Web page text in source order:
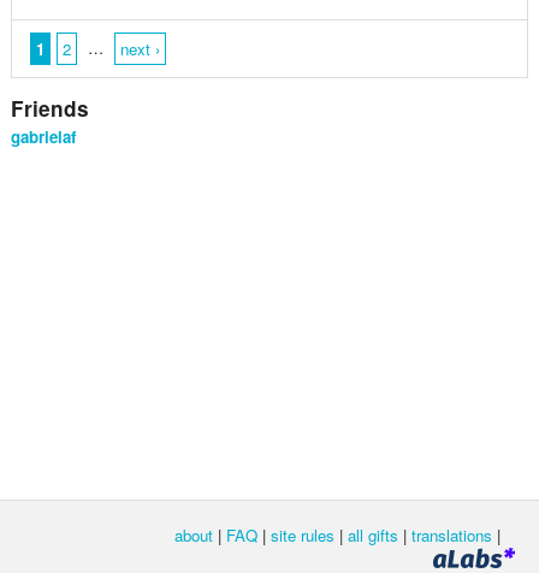
1 2 … next ›
Friends
gabrielaf
about | FAQ | site rules | all gifts | translations |